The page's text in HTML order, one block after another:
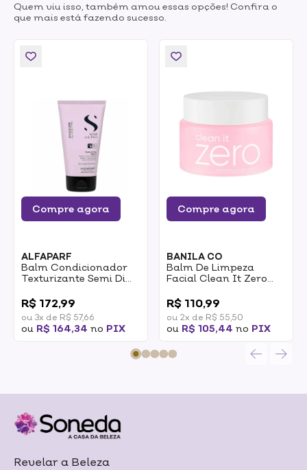
Quem viu isso, também amou essas opções! Confira o
que mais está fazendo sucesso.
Compre agora
ALFAPARF
Balm Condicionador
Texturizante Semi Di
Style&Care Texturizing
Balm
R$ 172,99
ou 3x de R$ 57,66
ou R$ 164,34 no PIX
Compre agora
BANILA CO
Balm De Limpeza
Facial Clean It Zero
Balm Original 25ml
R$ 110,99
ou 2x de R$ 55,50
ou R$ 105,44 no PIX
Revelar a Beleza